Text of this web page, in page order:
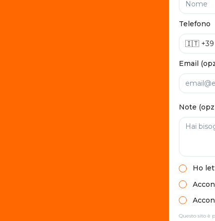
Telefono
Email
Note
Ho
Questo sito è